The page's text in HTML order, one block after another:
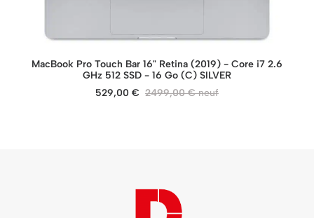
AJOUTER AU PANIER
MacBook Pro Touch Bar 16" Retina (2019) - Core i7 2.6
GHz 512 SSD - 16 Go (C) SILVER
529,00 € 2499,00€